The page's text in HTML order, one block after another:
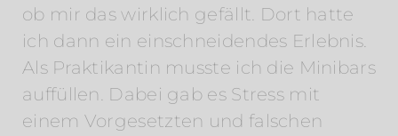
ob mir das wirklich gefällt. Dort hatte
ich dann ein einschneidendes Erlebnis.
Als Praktikantin musste ich die Minibars
auffüllen. Dabei gab es Stress mit
einem Vorgesetzten und falschen